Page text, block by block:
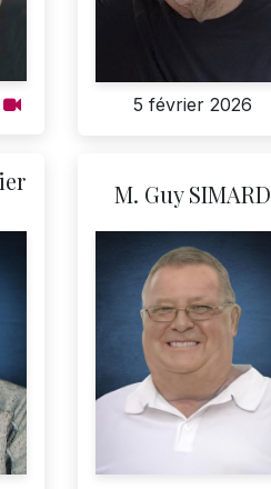
5 février 2026
M. Guy SIMARD